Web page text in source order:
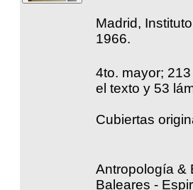
Madrid,
1966.
4to. mayor;
el texto y 53
Cubiertas
Antropología &
Baleares -